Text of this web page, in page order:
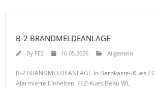
B-2 BRANDMELDEANLAGE
By FE2 16.05.2026 Allgemein
B-2 BRANDMELDEANLAGE in Bernkastel-Kues /
Alarmierte Einheiten: FEZ-Kues BeKu WL